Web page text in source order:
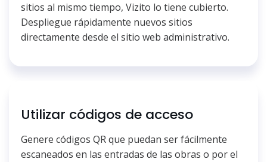
sitios al mismo tiempo, Vizito lo tiene cubierto.
Despliegue rápidamente nuevos sitios
directamente desde el sitio web administrativo.
Utilizar códigos de acceso
Genere códigos QR que puedan ser fácilmente
escaneados en las entradas de las obras o por el